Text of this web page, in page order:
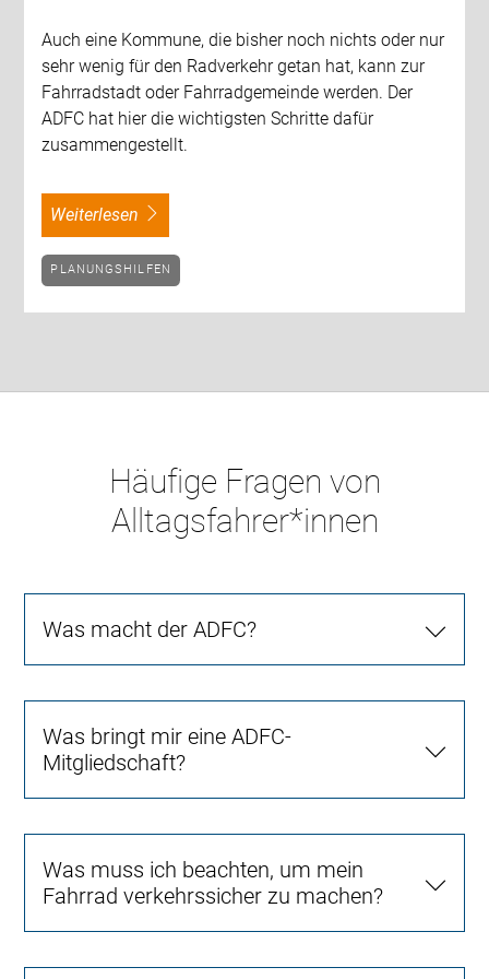
Auch eine Kommune, die bisher noch nichts oder nur
sehr wenig für den Radverkehr getan hat, kann zur
Fahrradstadt oder Fahrradgemeinde werden. Der
ADFC hat hier die wichtigsten Schritte dafür
zusammengestellt.
weiterlesen
PLANUNGSHILFEN
Häufige Fragen von
Alltagsfahrer*innen
Was macht der ADFC?
Was bringt mir eine ADFC-
Mitgliedschaft?
Was muss ich beachten, um mein
Fahrrad verkehrssicher zu machen?